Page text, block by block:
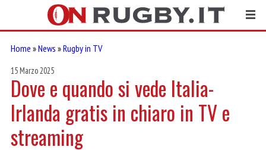
Home »News »Rugby in TV
15 Marzo 2025
Dove e quando si vede Italia-
Irlanda gratis in chiaro in TV e
streaming